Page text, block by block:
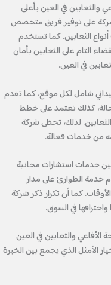
في العين بأعلى
على توفير فريق متخصص
الثعابين. كما تستخدم
التام على الثعابين بأمان
في العين.
شامل لكل موقع، كما تقدم
كذلك تعتمد على خطط
لذلك، تحظى شركة
من خدمات فعالة.
خدمات استشارات مجانية
خدمة الطوارئ على مدار
كما أن تكرار ذكر شركة
في السوق.
والثعابين في العين
الأمثل الذي يجمع بين الخبرة